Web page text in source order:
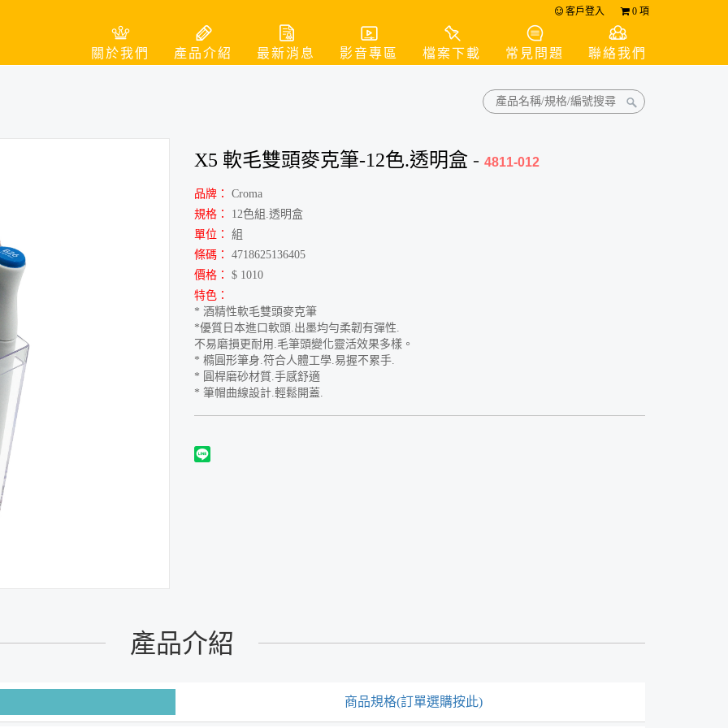
客戶登入 0 項
關於我們 產品介紹 最新消息 影音專區 檔案下載 常見問題 聯絡我們
X5 軟毛雙頭麥克筆-12色.透明盒 - 4811-012
品牌：
Croma
規格：
12色組.透明盒
單位：
組
條碼：
4718625136405
價格：
$ 1010
特色：
* 酒精性軟毛雙頭麥克筆
*優質日本進口軟頭.出墨均勻柔韌有彈性.
不易磨損更耐用.毛筆頭變化靈活效果多樣。
* 橢圓形筆身.符合人體工學.易握不累手.
* 圓桿磨砂材質.手感舒適
* 筆帽曲線設計.輕鬆開蓋.
產品介紹
商品規格(訂單選購按此)